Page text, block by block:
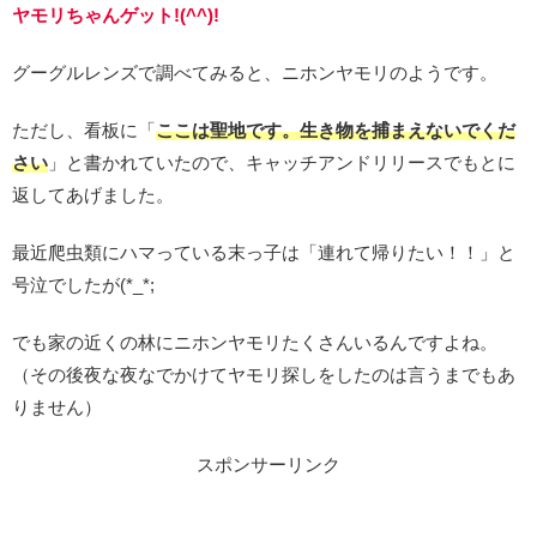
ヤモリちゃんゲット!(^^)!
グーグルレンズで調べてみると、ニホンヤモリのようです。
ただし、看板に「ここは聖地です。生き物を捕まえないでくだ
さい 」と書かれていたので、キャッチアンドリリースでもとに
返してあげました。
最近爬虫類にハマっている末っ子は「連れて帰りたい！！」と
号泣でしたが(*_*;
でも家の近くの林にニホンヤモリたくさんいるんですよね。
（その後夜な夜なでかけてヤモリ探しをしたのは言うまでもあ
りません）
スポンサーリンク